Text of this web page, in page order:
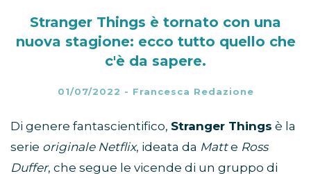
Stranger Things è tornato con una
nuova stagione: ecco tutto quello che
c'è da sapere.
01/07/2022 - Francesca Redazione
Di genere fantascientifico, Stranger Things è la
serie originale Netflix, ideata da Matte Ross
Duffer, che segue le vicende di un gruppo di